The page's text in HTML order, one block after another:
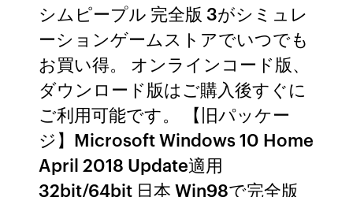
シムピープル 完全版 3がシミュレ
ーションゲームストアでいつでも
お買い得。 オンラインコード版、
ダウンロード版はご購入後すぐに
ご利用可能です。 【旧パッケー
ジ】Microsoft Windows 10 Home
April 2018 Update適用
32bit/64bit 日本 Win98で完全版